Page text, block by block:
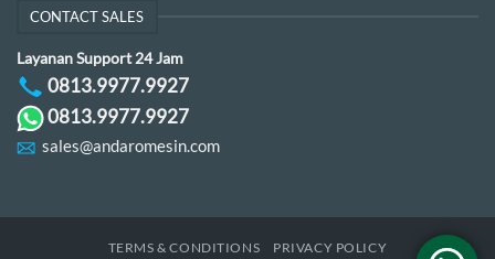
CONTACT SALES
Layanan Support 24 Jam
0813.9977.9927
0813.9977.9927
sales@andaromesin.com
TERMS & CONDITIONS PRIVACY POLICY